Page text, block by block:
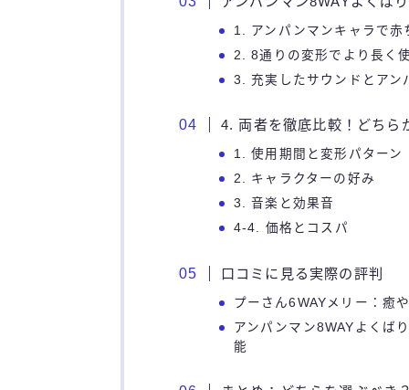
1. アンパンマンキャラで赤
2. 8通りの変形でより長く
3. 充実したサウンドとアン
4. 両者を徹底比較！どちら
1. 使用期間と変形パターン
2. キャラクターの好み
3. 音楽と効果音
4-4. 価格とコスパ
口コミに見る実際の評判
プーさん6WAYメリー：癒
アンパンマン8WAYよくば
能